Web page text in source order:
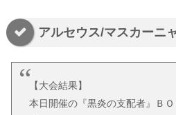
アルセウス/マスカーニ
【大会結果】
本日開催の『黒炎の支配者』Ｂ